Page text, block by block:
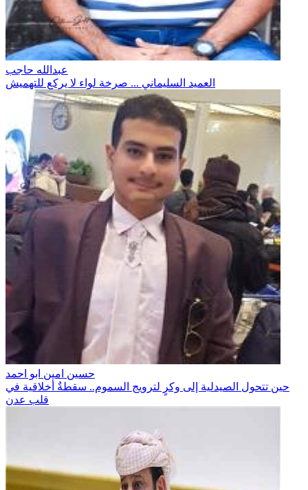
عبدالله حاجب
العميد السليماني ... صرخة لواء لا يركع للتهميش
حسين امين ابو احمد
حين تتحول الصيدلية إلى وكرٍ لترويج السموم.. سقطةٌ أخلاقية في
قلب عدن